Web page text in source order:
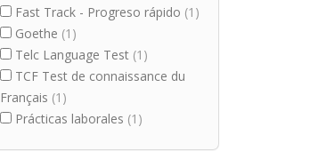
Fast Track - Progreso rápido (1)
Goethe (1)
Telc Language Test (1)
TCF Test de connaissance du
Français (1)
Prácticas laborales (1)